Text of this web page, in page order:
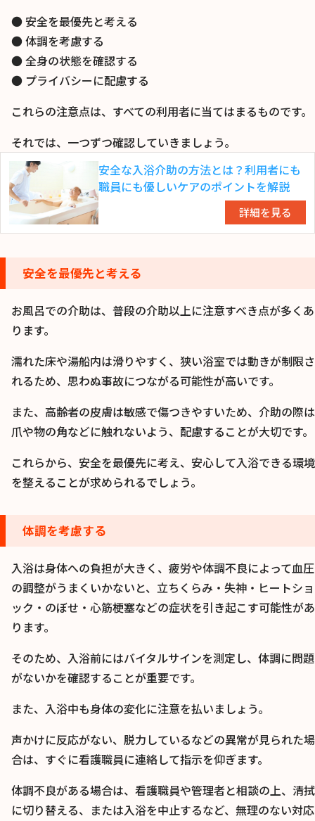
● 安全を最優先と考える
● 体調を考慮する
● 全身の状態を確認する
● プライバシーに配慮する
これらの注意点は、すべての利用者に当てはまるものです。
それでは、一つずつ確認していきましょう。
安全な入浴介助の方法とは？利用者にも
職員にも優しいケアのポイントを解説
詳細を見る
安全を最優先と考える
お風呂での介助は、普段の介助以上に注意すべき点が多くあ
ります。
濡れた床や湯船内は滑りやすく、狭い浴室では動きが制限さ
れるため、思わぬ事故につながる可能性が高いです。
また、高齢者の皮膚は敏感で傷つきやすいため、介助の際は
爪や物の角などに触れないよう、配慮することが大切です。
これらから、安全を最優先に考え、安心して入浴できる環境
を整えることが求められるでしょう。
体調を考慮する
入浴は身体への負担が大きく、疲労や体調不良によって血圧
の調整がうまくいかないと、立ちくらみ・失神・ヒートショ
ック・のぼせ・心筋梗塞などの症状を引き起こす可能性があ
ります。
そのため、入浴前にはバイタルサインを測定し、体調に問題
がないかを確認することが重要です。
また、入浴中も身体の変化に注意を払いましょう。
声かけに反応がない、脱力しているなどの異常が見られた場
合は、すぐに看護職員に連絡して指示を仰ぎます。
体調不良がある場合は、看護職員や管理者と相談の上、清拭
に切り替える、または入浴を中止するなど、無理のない対応